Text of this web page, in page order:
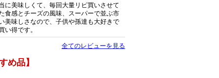
に美味しくて、毎回大量リピ買いさせて
食感とチーズの風味、スーパーで並ぶ市
美味しさなので、子供や孫達も大好きで
い得です。
全てのレビューを見る
め品】